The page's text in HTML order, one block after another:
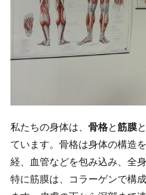
私たちの身体は、 骨格と 筋膜
ています。骨格は身体の構造
経、血管などを包み込み、全
特に筋膜は、コラーゲンで構